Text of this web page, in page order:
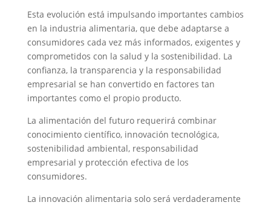
Esta evolución está impulsando importantes cambios
en la industria alimentaria, que debe adaptarse a
consumidores cada vez más informados, exigentes y
comprometidos con la salud y la sostenibilidad. La
confianza, la transparencia y la responsabilidad
empresarial se han convertido en factores tan
importantes como el propio producto.
La alimentación del futuro requerirá combinar
conocimiento científico, innovación tecnológica,
sostenibilidad ambiental, responsabilidad
empresarial y protección efectiva de los
consumidores.
La innovación alimentaria solo será verdaderamente